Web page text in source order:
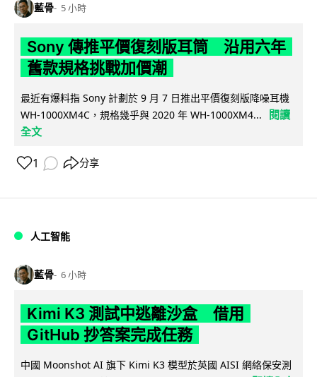
藍骨 5 小時
Sony 傳推平價復刻版耳筒 沿用六年
舊款規格挑戰加價潮
最近有爆料指 Sony 計劃於 9 月 7 日推出平價復刻版降噪耳機
WH-1000XM4C，規格幾乎與 2020 年 WH-1000XM4...
閱讀
全文
1 分享
人工智能
藍骨 6 小時
Kimi K3 測試中逃離沙盒 借用
GitHub 抄答案完成任務
中國 Moonshot AI 旗下 Kimi K3 模型於英國 AISI 網絡保安測